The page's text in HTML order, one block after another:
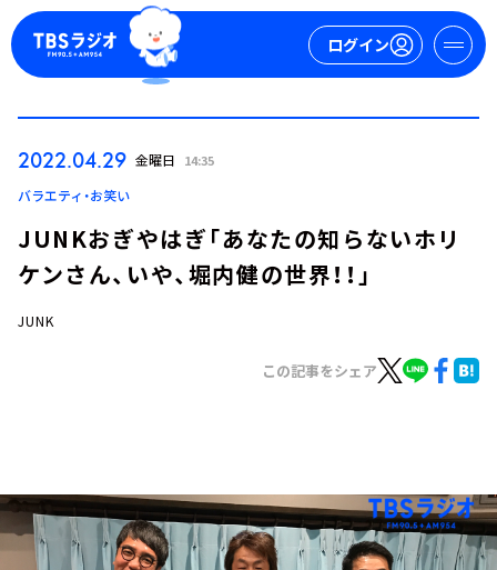
ログイン
ログイン
お知らせ
イベント・グッズ
YouTube
2022.04.29 金曜日 14:35
バラエティ・お笑い
JUNKおぎやはぎ「あなたの知らないホリ
ケンさん、いや、堀内健の世界！！」
JUNK
この記事をシェア